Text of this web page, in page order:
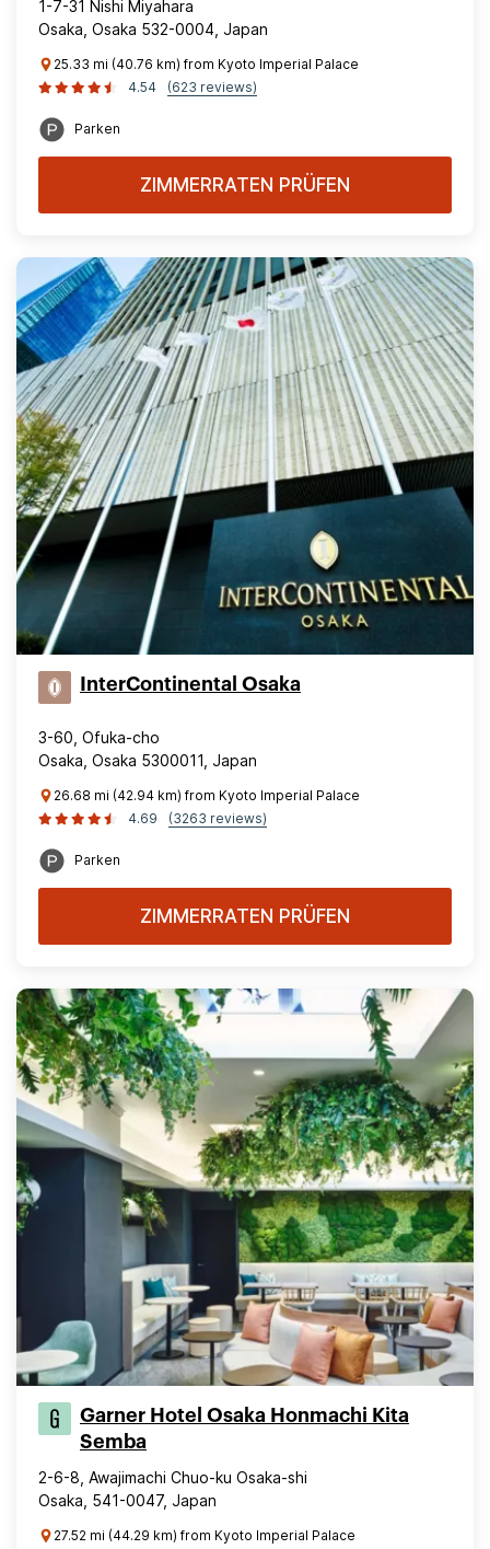
1-7-31 Nishi Miyahara
Osaka, Osaka 532-0004, Japan
25.33 mi (40.76 km) from Kyoto Imperial Palace
4.54
(623 reviews)
Parken
ZIMMERRATEN PRÜFEN
InterContinental Osaka
3-60, Ofuka-cho
Osaka, Osaka 5300011, Japan
26.68 mi (42.94 km) from Kyoto Imperial Palace
4.69
(3263 reviews)
Parken
ZIMMERRATEN PRÜFEN
Garner Hotel Osaka Honmachi Kita
Semba
2-6-8, Awajimachi Chuo-ku Osaka-shi
Osaka, 541-0047, Japan
27.52 mi (44.29 km) from Kyoto Imperial Palace